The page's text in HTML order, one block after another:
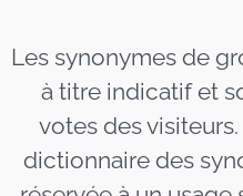
Les synonymes de
à titre indicatif et
votes des
dictionnaire des